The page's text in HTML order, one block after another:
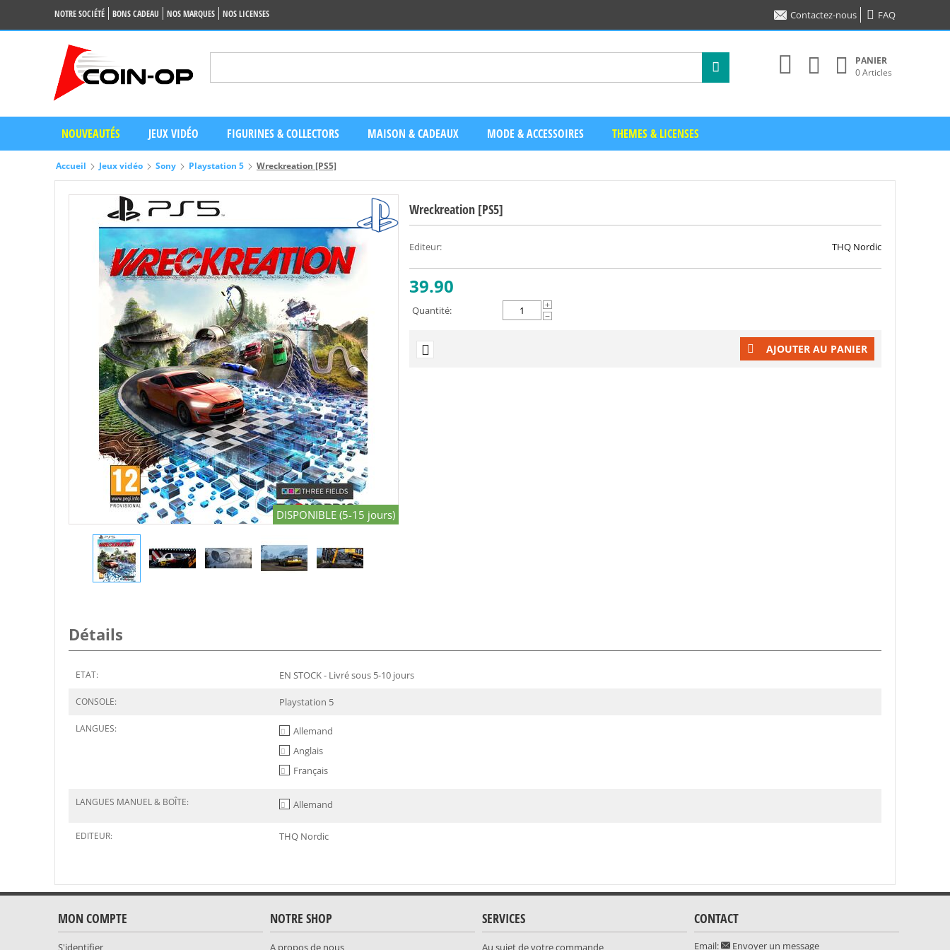
NOTRE SOCIÉTÉ BONS CADEAU NOS MARQUES NOS LICENSES Contactez-nous FAQ
PANIER
0 Articles
NOUVEAUTÉS JEUX VIDÉO FIGURINES & COLLECTORS MAISON & CADEAUX MODE & ACCESSOIRES THEMES & LICENSES
Accueil Jeux vidéo Sony Playstation 5 Wreckreation [PS5]
DISPONIBLE (5-15 jours)
Wreckreation [PS5]
Editeur: THQ Nordic
39.90
Quantité:
+
−
AJOUTER AU PANIER
Détails
ETAT: EN STOCK - Livré sous 5-10 jours
CONSOLE: Playstation 5
LANGUES:
Allemand
Anglais
Français
LANGUES MANUEL & BOÎTE: Allemand
EDITEUR: THQ Nordic
MON COMPTE
S'identifier
NOTRE SHOP
A propos de nous
SERVICES
Au sujet de votre commande
CONTACT
Email: Envoyer un message